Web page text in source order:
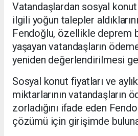
Vatandaşlardan sosyal
ilgili yoğun talepler
Fendoğlu, özellikle deprem
yaşayan vatandaşların
yeniden değerlendirilmesi
Sosyal konut fiyatları ve
miktarlarının vatandaşların
zorladığını ifade eden
çözümü için girişimde